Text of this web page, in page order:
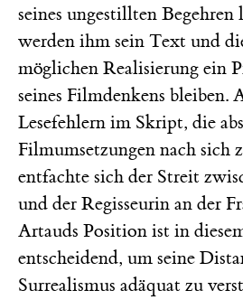
seines ungestillten Begehren
werden ihm sein Text und
möglichen Realisierung ein
seines Filmdenkens bleiben.
Lesefehlern im Skript, die
Filmumsetzungen nach sich
entfachte sich der Streit
und der Regisseurin an der
Artauds Position ist in
entscheidend, um seine
Surrealismus adäquat zu